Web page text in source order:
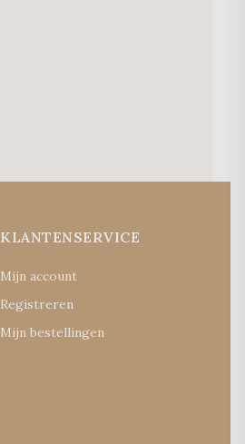
KLANTENSERVICE
Mijn account
Registreren
Mijn bestellingen